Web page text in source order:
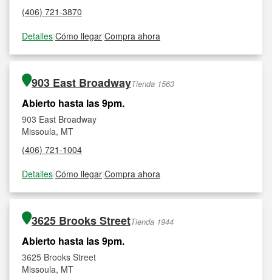
(406) 721-3870
Detalles|Cómo llegar|Compra ahora
903 East BroadwayTienda 1563
Abierto hasta las 9pm.
903 East Broadway
Missoula, MT
(406) 721-1004
Detalles|Cómo llegar|Compra ahora
3625 Brooks StreetTienda 1944
Abierto hasta las 9pm.
3625 Brooks Street
Missoula, MT